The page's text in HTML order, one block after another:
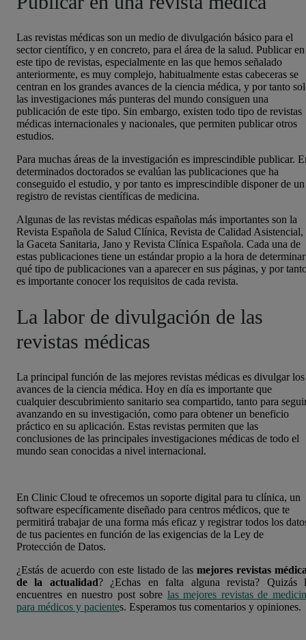
Las revistas médicas son un medio de divulgación básico para el
sector científico, y en concreto, para el área de la salud. Publicar en
este tipo de revistas, especialmente en las que hemos señalado
anteriormente, es muy complejo, habitualmente estas cabeceras se
centran en los grandes avances de la ciencia médica, y por tanto
las investigaciones más punteras del mundo consiguen una
publicación de este tipo. Sin embargo, existen todo tipo de revistas
médicas internacionales y nacionales, que permiten publicar otros
estudios.
Para muchas áreas de la investigación es imprescindible publicar.
determinados doctorados se evalúan las publicaciones que ha
conseguido el estudio, y por tanto es imprescindible disponer de un
registro de revistas científicas de medicina.
Algunas de las revistas médicas españolas más importantes son la
Revista Española de Salud Clínica, Revista de Calidad Asistencial,
la Gaceta Sanitaria, Jano y Revista Clínica Española. Cada una de
estas publicaciones tiene un estándar propio a la hora de determinar
qué tipo de publicaciones van a aparecer en sus páginas, y por
es importante conocer los requisitos de cada revista.
La labor de divulgación de las
revistas médicas
La principal función de las mejores revistas médicas es divulgar los
avances de la ciencia médica. Hoy en día es importante que
cualquier descubrimiento sanitario sea compartido, tanto para
avanzando en su investigación, como para obtener un beneficio
práctico en su aplicación. Estas revistas permiten que las
conclusiones de las principales investigaciones médicas de todo el
mundo sean conocidas a nivel internacional.
En Clinic Cloud te ofrecemos un soporte digital para tu clínica, un
software específicamente diseñado para centros médicos, que te
permitirá trabajar de una forma más eficaz y registrar todos los
de tus pacientes en función de las exigencias de la Ley de
Protección de Datos.
¿Estás de acuerdo con este listado de lasmejores revistas
de la actualidad? ¿Echas en falta alguna revista? Quizás
encuentres en nuestro post sobre las mejores revistas de
para médicos y pacientes. Esperamos tus comentarios y opiniones.